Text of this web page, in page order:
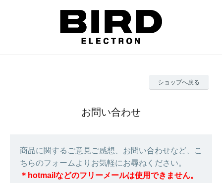
ショップへ戻る
お問い合わせ
商品に関するご意見ご感想、お問い合わせなど、こ
ちらのフォームよりお気軽にお尋ねください。
＊hotmailなどのフリーメールは使用できません。